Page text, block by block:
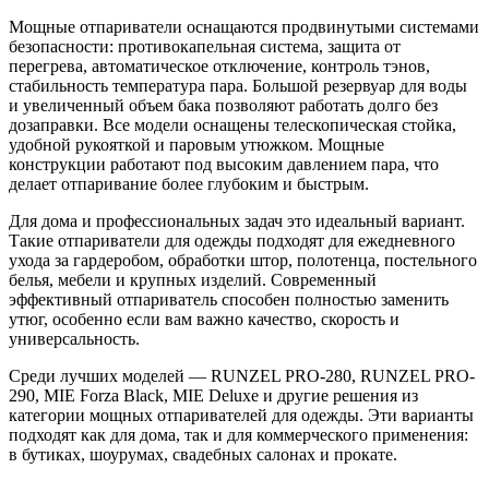
Мощные отпариватели оснащаются продвинутыми системами
безопасности: противокапельная система, защита от
перегрева, автоматическое отключение, контроль тэнов,
стабильность температура пара. Большой резервуар для воды
и увеличенный объем бака позволяют работать долго без
дозаправки. Все модели оснащены телескопическая стойка,
удобной рукояткой и паровым утюжком. Мощные
конструкции работают под высоким давлением пара, что
делает отпаривание более глубоким и быстрым.
Для дома и профессиональных задач это идеальный вариант.
Такие отпариватели для одежды подходят для ежедневного
ухода за гардеробом, обработки штор, полотенца, постельного
белья, мебели и крупных изделий. Современный
эффективный отпариватель способен полностью заменить
утюг, особенно если вам важно качество, скорость и
универсальность.
Среди лучших моделей — RUNZEL PRO-280, RUNZEL PRO-
290, MIE Forza Black, MIE Deluxe и другие решения из
категории мощных отпаривателей для одежды. Эти варианты
подходят как для дома, так и для коммерческого применения:
в бутиках, шоурумах, свадебных салонах и прокате.